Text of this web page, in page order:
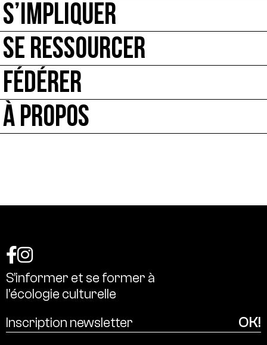
S’IMPLIQUER
SE RESSOURCER
FÉDÉRER
À PROPOS
S’informer et se former à
l’écologie culturelle